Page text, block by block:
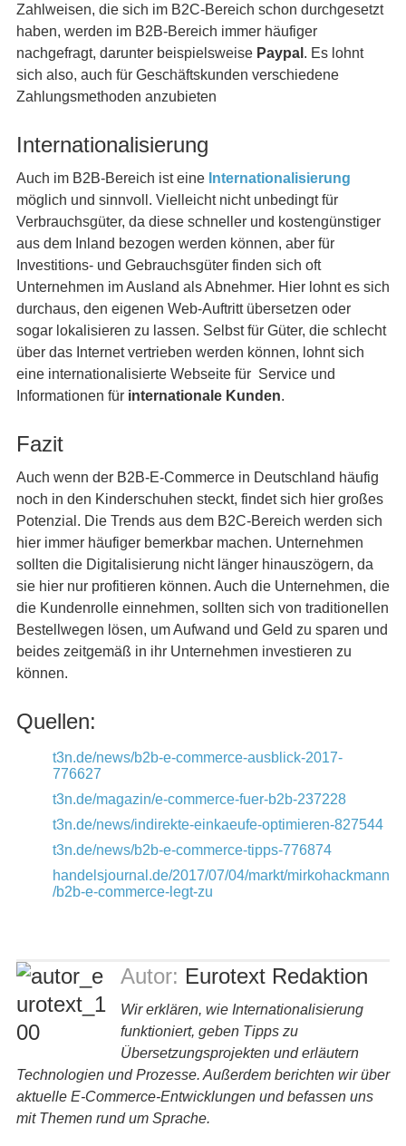
Zahlweisen, die sich im B2C-Bereich schon durchgesetzt
haben, werden im B2B-Bereich immer häufiger
nachgefragt, darunter beispielsweise Paypal . Es lohnt
sich also, auch für Geschäftskunden verschiedene
Zahlungsmethoden anzubieten
Internationalisierung
Auch im B2B-Bereich ist eine Internationalisierung
möglich und sinnvoll. Vielleicht nicht unbedingt für
Verbrauchsgüter, da diese schneller und kostengünstiger
aus dem Inland bezogen werden können, aber für
Investitions- und Gebrauchsgüter finden sich oft
Unternehmen im Ausland als Abnehmer. Hier lohnt es sich
durchaus, den eigenen Web-Auftritt übersetzen oder
sogar lokalisieren zu lassen. Selbst für Güter, die schlecht
über das Internet vertrieben werden können, lohnt sich
eine internationalisierte Webseite für Service und
Informationen für internationale Kunden.
Fazit
Auch wenn der B2B-E-Commerce in Deutschland häufig
noch in den Kinderschuhen steckt, findet sich hier großes
Potenzial. Die Trends aus dem B2C-Bereich werden sich
hier immer häufiger bemerkbar machen. Unternehmen
sollten die Digitalisierung nicht länger hinauszögern, da
sie hier nur profitieren können. Auch die Unternehmen, die
die Kundenrolle einnehmen, sollten sich von traditionellen
Bestellwegen lösen, um Aufwand und Geld zu sparen und
beides zeitgemäß in ihr Unternehmen investieren zu
können.
Quellen:
t3n.de/news/b2b-e-commerce-ausblick-2017-
776627
t3n.de/magazin/e-commerce-fuer-b2b-237228
t3n.de/news/indirekte-einkaeufe-optimieren-827544
t3n.de/news/b2b-e-commerce-tipps-776874
handelsjournal.de/2017/07/04/markt/mirkohackmann
/b2b-e-commerce-legt-zu
Autor: Eurotext Redaktion
Wir erklären, wie Internationalisierung
funktioniert, geben Tipps zu
Übersetzungsprojekten und erläutern
Technologien und Prozesse. Außerdem berichten wir über
aktuelle E-Commerce-Entwicklungen und befassen uns
mit Themen rund um Sprache.